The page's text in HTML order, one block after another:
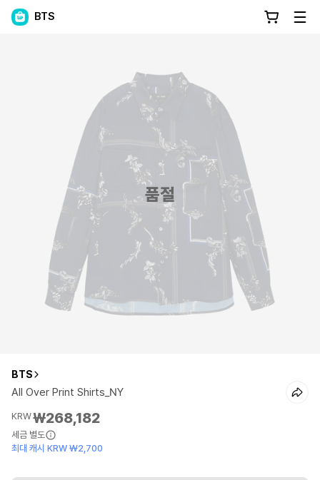
BTS
품절
BTS
All Over Print Shirts_NY
KRW₩268,182
세금 별도
최대 캐시 KRW ₩2,700